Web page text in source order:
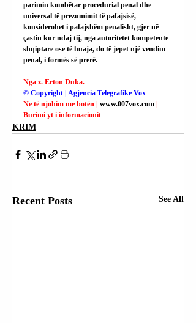
parimin kombëtar procedurial penal dhe
universal të prezumimit të pafajsisë,
konsiderohet i pafajshëm penalisht, gjer në
çastin kur ndaj tij, nga autoritetet kompetente
shqiptare ose të huaja, do të jepet një vendim
penal, i formës së prerë.
Nga z. Erton Duka.
© Copyright | Agjencia Telegrafike Vox
Ne të njohim me botën | www.007vox.com
Burimi yt i informacionit
KRIM
Recent Posts See All